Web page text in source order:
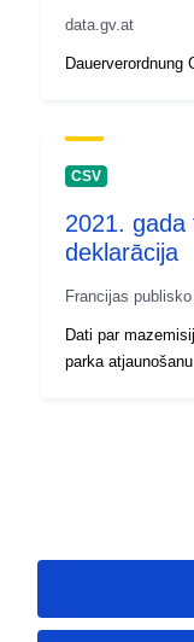
data.gv.at
Dauerverordnung
CSV
2021. gada
deklarācija
Francijas
Dati par
parka atjaunošanu